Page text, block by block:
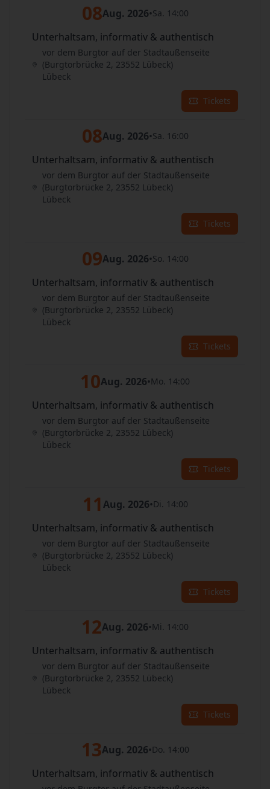
08Aug. 2026•Sa. 14:00
Unterhaltsam, informativ & authentisch
vor dem Burgtor auf der Stadtaußenseite
(Burgtorbrücke 2, 23552 Lübeck)
Lübeck
Tickets
08Aug. 2026•Sa. 16:00
Unterhaltsam, informativ & authentisch
vor dem Burgtor auf der Stadtaußenseite
(Burgtorbrücke 2, 23552 Lübeck)
Lübeck
Tickets
09Aug. 2026•So. 14:00
Unterhaltsam, informativ & authentisch
vor dem Burgtor auf der Stadtaußenseite
(Burgtorbrücke 2, 23552 Lübeck)
Lübeck
Tickets
10Aug. 2026•Mo. 14:00
Unterhaltsam, informativ & authentisch
vor dem Burgtor auf der Stadtaußenseite
(Burgtorbrücke 2, 23552 Lübeck)
Lübeck
Tickets
11 Aug. 2026•Di. 14:00
Unterhaltsam, informativ & authentisch
vor dem Burgtor auf der Stadtaußenseite
(Burgtorbrücke 2, 23552 Lübeck)
Lübeck
Tickets
12Aug. 2026•Mi. 14:00
Unterhaltsam, informativ & authentisch
vor dem Burgtor auf der Stadtaußenseite
(Burgtorbrücke 2, 23552 Lübeck)
Lübeck
Tickets
13Aug. 2026•Do. 14:00
Unterhaltsam, informativ & authentisch